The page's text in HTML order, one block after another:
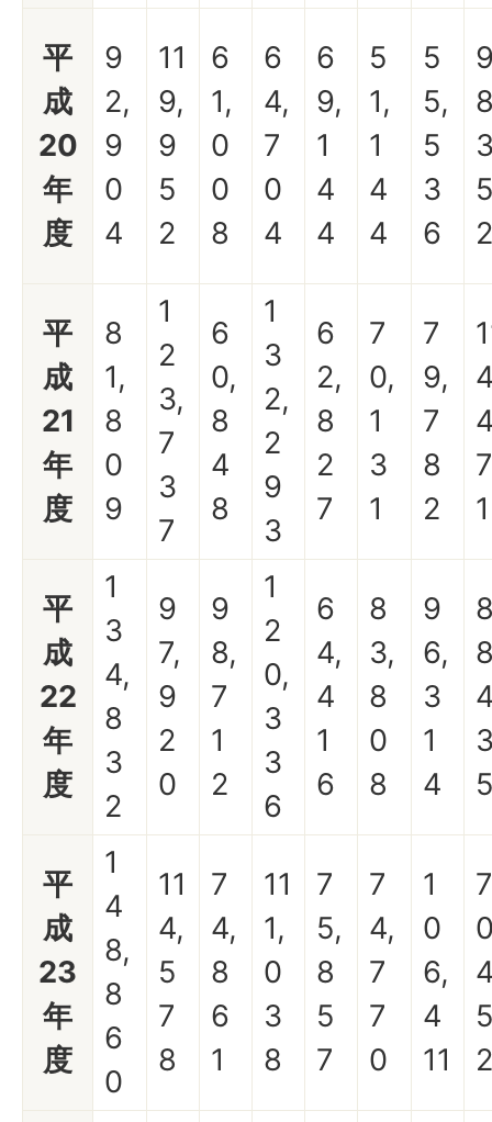
平
成
20
年
度
9
2,
9
0
4
11
9,
9
5
2
6
1,
0
0
8
6
4,
7
0
4
6
9,
1
4
4
5
1,
1
4
4
5
5,
5
3
6
2
平
成
21
年
度
8
1,
8
0
9
1
2
3,
7
3
7
6
0,
8
4
8
1
3
2,
2
9
3
6
2,
8
2
7
7
0,
1
3
1
7
9,
7
8
2
7
1
平
成
22
年
度
1
3
4,
8
3
2
9
7,
9
2
0
9
8,
7
1
2
1
2
0,
3
3
6
6
4,
4
1
6
8
3,
8
0
8
9
6,
3
1
4
平
成
23
年
度
1
4
8,
8
6
0
11
4,
5
7
8
7
4,
8
6
1
11
1,
0
3
8
7
5,
8
5
7
7
4,
7
7
0
1
0
6,
4
11
7
2